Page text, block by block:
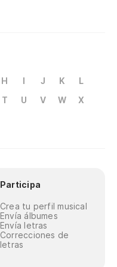
H I J K
L
T U V W
X
Participa
Crea tu perfil musical
Envía álbumes
Envía letras
Correcciones de
letras